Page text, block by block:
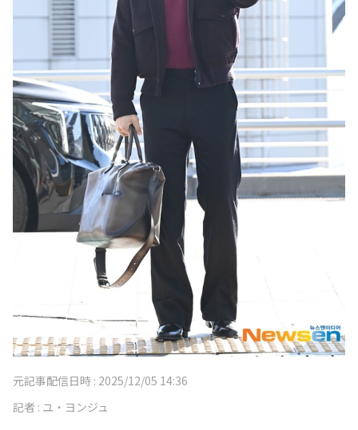
元記事配信日時 : 2025/12/05 14:36
記者 : ユ・ヨンジュ